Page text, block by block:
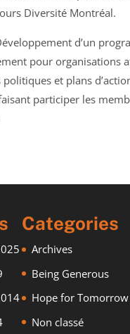
Diversité Montréal.
d’un
pour organisations
et plans
participer les
Categories
Archives
Being Generous
Hope for Tomorrow
Non classé